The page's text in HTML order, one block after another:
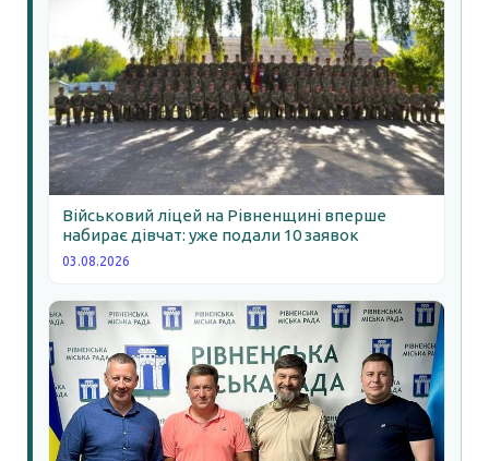
Військовий ліцей на Рівненщині вперше
набирає дівчат: уже подали 10 заявок
03.08.2026